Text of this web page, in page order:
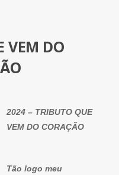
VEM DO
2024 – TRIBUTO QUE
VEM DO CORAÇÃO
Tão logo meu